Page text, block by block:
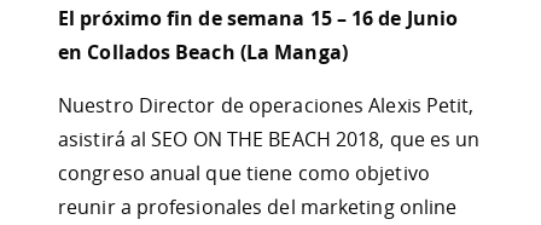
El próximo fin de semana 15 – 16 de Junio
en Collados Beach (La Manga)
Nuestro Director de operaciones Alexis Petit,
asistirá al SEO ON THE BEACH 2018, que es un
congreso anual que tiene como objetivo
reunir a profesionales del marketing online